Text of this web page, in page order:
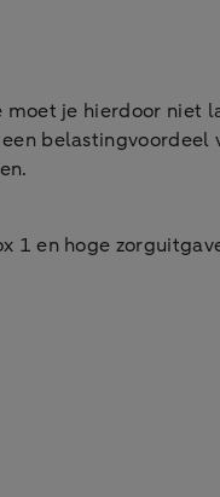
je hierdoor niet
1 en hoge